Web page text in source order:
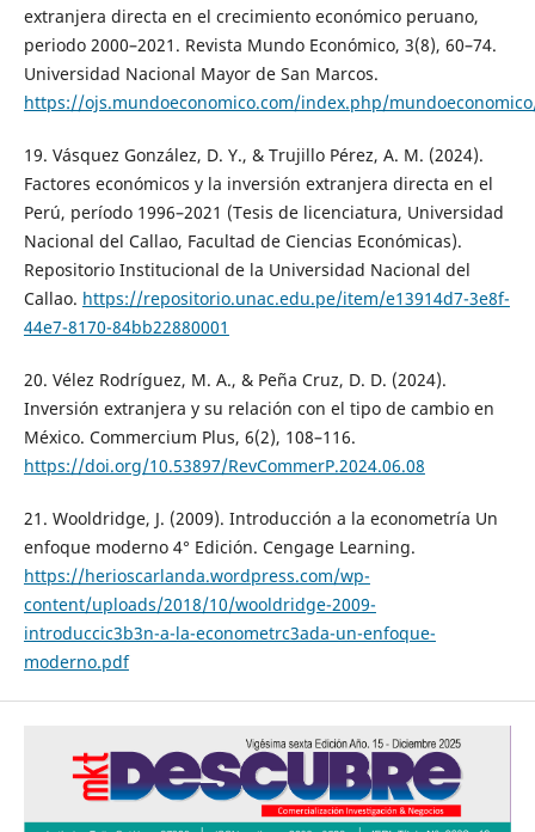
extranjera directa en el crecimiento económico peruano,
periodo 2000–2021. Revista Mundo Económico, 3(8), 60–74.
Universidad Nacional Mayor de San Marcos.
https://ojs.mundoeconomico.com/index.php/
19. Vásquez González, D. Y., & Trujillo Pérez, A. M. (2024).
Factores económicos y la inversión extranjera directa en el
Perú, período 1996–2021 (Tesis de licenciatura, Universidad
Nacional del Callao, Facultad de Ciencias Económicas).
Repositorio Institucional de la Universidad Nacional del
Callao. https://repositorio.unac.edu.pe/item/e13914d7-3e8f-
44e7-8170-84bb22880001
20. Vélez Rodríguez, M. A., & Peña Cruz, D. D. (2024).
Inversión extranjera y su relación con el tipo de cambio en
México. Commercium Plus, 6(2), 108–116.
https://doi.org/10.53897/RevCommerP.2024.06.08
21. Wooldridge, J. (2009). Introducción a la econometría Un
enfoque moderno 4° Edición. Cengage Learning.
https://herioscarlanda.wordpress.com/wp-
content/uploads/2018/10/wooldridge-2009-
introduccic3b3n-a-la-econometrc3ada-un-enfoque-
moderno.pdf